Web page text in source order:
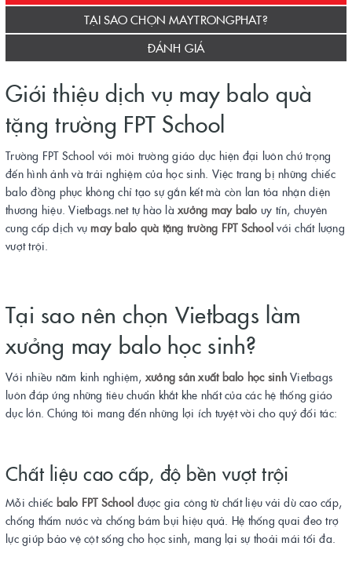
TẠI SAO CHỌN MAYTRONGPHAT?
ĐÁNH GIÁ
Giới thiệu dịch vụ may balo quà
tặng trường FPT School
Trường FPT School với môi trường giáo dục hiện đại luôn chú trọng
đến hình ảnh và trải nghiệm của học sinh. Việc trang bị những chiếc
balo đồng phục không chỉ tạo sự gắn kết mà còn lan tỏa nhận diện
thương hiệu. Vietbags.net tự hào làxưởng may balo uy tín, chuyên
cung cấp dịch vụmay balo quà tặng trường FPT School với chất lượng
vượt trội.
Tại sao nên chọn Vietbags làm
xưởng may balo học sinh?
Với nhiều năm kinh nghiệm,xưởng sản xuất balo học sinhVietbags
luôn đáp ứng những tiêu chuẩn khắt khe nhất của các hệ thống giáo
dục lớn. Chúng tôi mang đến những lợi ích tuyệt vời cho quý đối tác:
Chất liệu cao cấp, độ bền vượt trội
Mỗi chiếc balo FPT School được gia công từ chất liệu vải dù cao cấp,
chống thấm nước và chống bám bụi hiệu quả. Hệ thống quai đeo trợ
lực giúp bảo vệ cột sống cho học sinh, mang lại sự thoải mái tối đa.